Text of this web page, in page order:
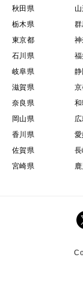
秋田県
栃木県
東京都
石川県
岐阜県
滋賀県
奈良県
岡山県
香川県
佐賀県
宮崎県